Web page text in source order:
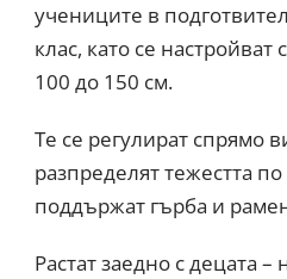
учениците в
клас, като се
100 до 150 см.
Те се регулират спрямо
разпределят тежестта
поддържат гърба и
Растат заедно с децата